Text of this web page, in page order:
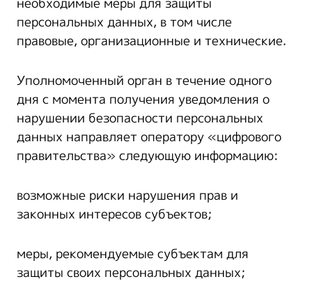
персональных данных, в том числе
правовые, организационные и технические.
Уполномоченный орган в течение одного
дня с момента получения уведомления о
нарушении безопасности персональных
данных направляет оператору «цифрового
правительства» следующую информацию:
возможные риски нарушения прав и
законных интересов субъектов;
меры, рекомендуемые субъектам для
защиты своих персональных данных;